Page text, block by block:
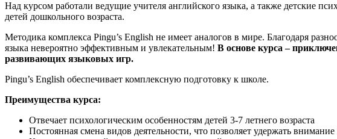
Над курсом работали ведущие учителя английского языка, а также детские
детей дошкольного возраста.
Методика комплекса Pingu’s English не имеет аналогов в мире. Благодаря
языка невероятно эффективным и увлекательным! В основе курса –
развивающих языковых игр.
Pingu’s English обеспечивает комплексную подготовку к школе.
Преимущества курса:
Отвечает психологическим особенностям детей 3-7 летнего возраста
Постоянная смена видов деятельности, что позволяет удержать